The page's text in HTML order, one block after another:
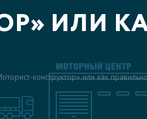
ИЛИ
конструктор» или как